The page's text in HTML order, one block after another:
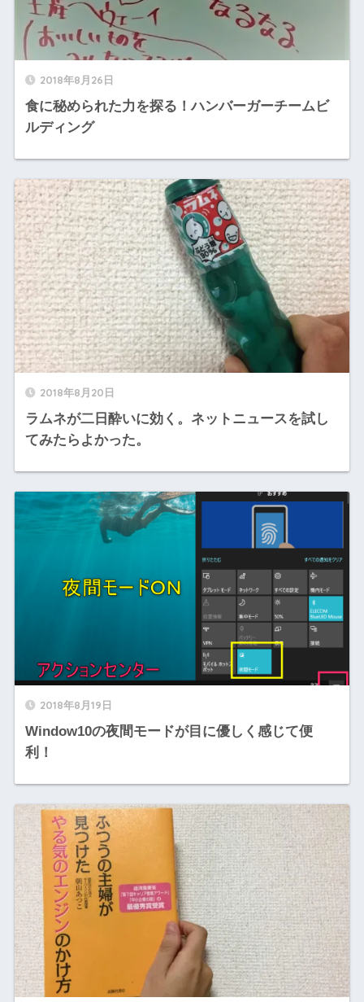
2018年8月26日
食に秘められた力を探る！ハンバーガーチームビ
ルディング
2018年8月20日
ラムネが二日酔いに効く。ネットニュースを試し
てみたらよかった。
2018年8月19日
Window10の夜間モードが目に優しく感じて便
利！